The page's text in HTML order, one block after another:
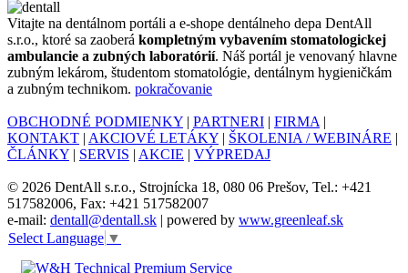
Vitajte na dentálnom portáli a e-shope dentálneho depa DentAll
s.r.o., ktoré sa zaoberá kompletným vybavením stomatologickej
ambulancie a zubných laboratórií. Náš portál je venovaný hlavne
zubným lekárom, študentom stomatológie, dentálnym hygieničkám
a zubným technikom. pokračovanie
OBCHODNÉ PODMIENKY | PARTNERI | FIRMA|
KONTAKT | AKCIOVÉ LETÁKY | ŠKOLENIA / WEBINÁRE |
ČLÁNKY | SERVIS | AKCIE | VÝPREDAJ
© 2026 DentAll s.r.o., Strojnícka 18, 080 06 Prešov, Tel.: +421
517582006, Fax: +421 517582007
e-mail: dentall@dentall.sk | powered by www.greenleaf.sk
Select Language ▼